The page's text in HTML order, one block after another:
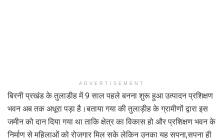
ADVERTISEMENT
बिरनी प्रखंड के तुलाडीह में 9 साल पहले बनना शुरू हुआ उत्पादन प्रशिक्षण
भवन अब तक अधूरा पड़ा है।बताया गया की तुलाड़ीह के ग्रामीणों द्वारा इस
जमीन को दान दिया गया था ताकि क्षेत्र का विकास हो और प्रशिक्षण भवन के
निर्माण से महिलाओं को रोजगार मिल सके लेकिन उनका यह सपना,सपना ही